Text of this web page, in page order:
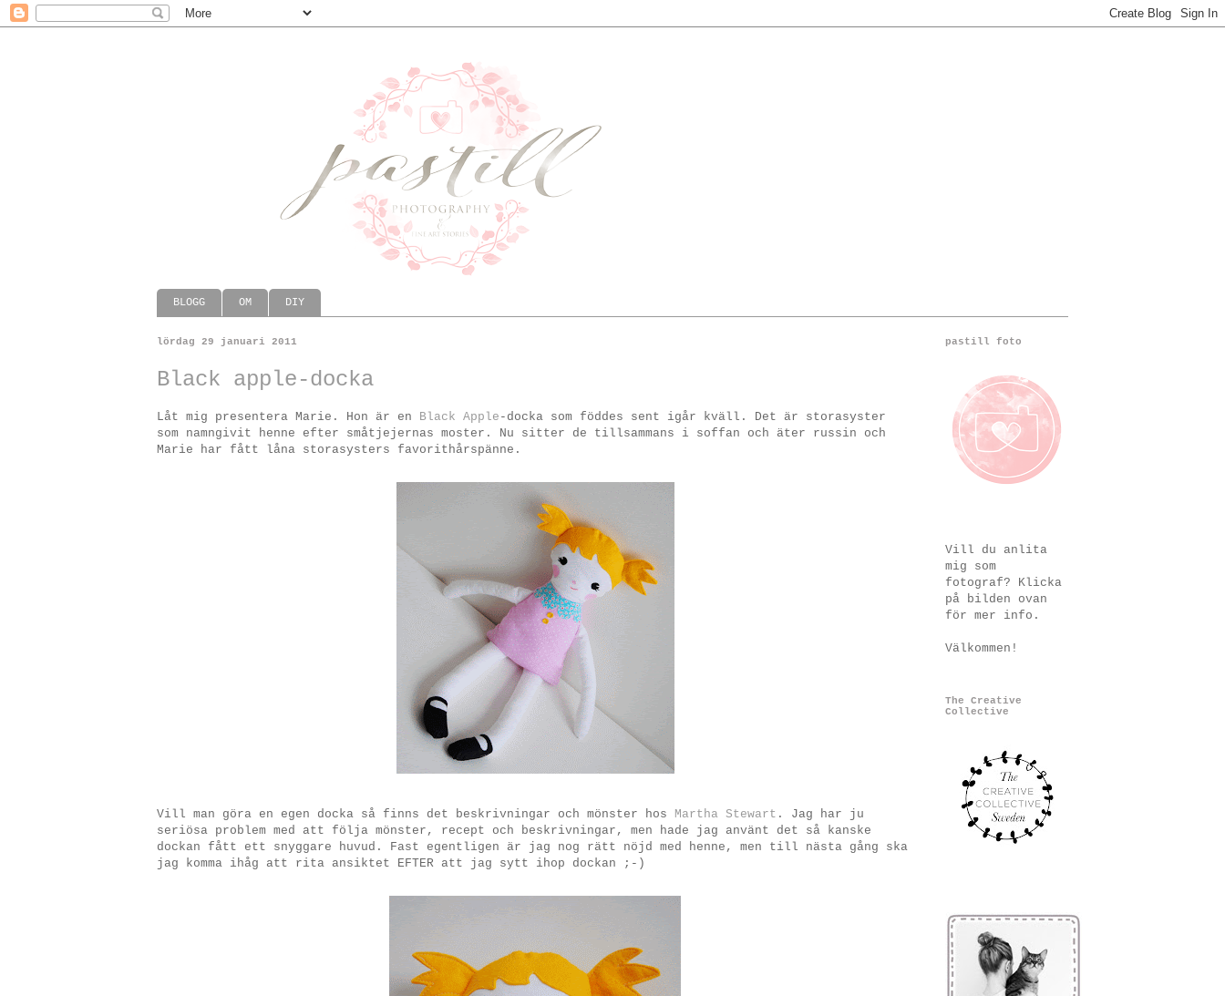
BLOGG OM DIY
lördag 29 januari 2011
Black apple-docka
Låt mig presentera Marie. Hon är en Black Apple -docka som föddes sent igår kväll. Det är storasyster
som namngivit henne efter småtjejernas moster. Nu sitter de tillsammans i soffan och äter russin och
Marie har fått låna storasysters favorithårspänne.
Vill man göra en egen docka så finns det beskrivningar och mönster hos Martha Stewart . Jag har ju
seriösa problem med att följa mönster, recept och beskrivningar, men hade jag använt det så kanske
dockan fått ett snyggare huvud. Fast egentligen är jag nog rätt nöjd med henne, men till nästa gång ska
jag komma ihåg att rita ansiktet EFTER att jag sytt ihop dockan ;-)
pastill foto
Vill du anlita
mig som
fotograf? Klicka
på bilden ovan
för mer info.
Välkommen!
The Creative
Collective